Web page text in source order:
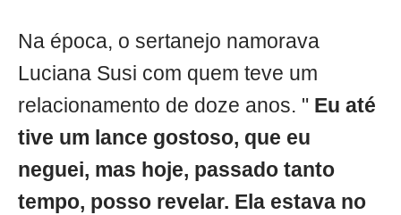
Na época, o sertanejo namorava
Luciana Susi com quem teve um
relacionamento de doze anos. " Eu até
tive um lance gostoso, que eu
neguei, mas hoje, passado tanto
tempo, posso revelar. Ela estava no